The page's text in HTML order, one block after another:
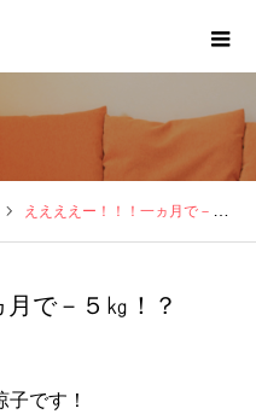
ええええー！！！一ヵ月で－５㎏！？
で－５㎏！？
です！